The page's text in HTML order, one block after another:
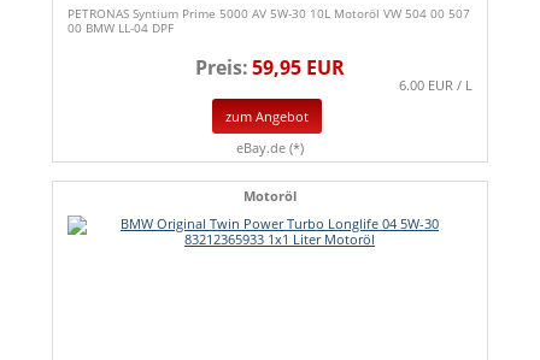
PETRONAS Syntium Prime 5000 AV 5W-30 10L Motoröl VW 504 00 507
00 BMW LL-04 DPF
Preis:59,95 EUR
6.00 EUR / L
zum Angebot
eBay.de (*)
Motoröl